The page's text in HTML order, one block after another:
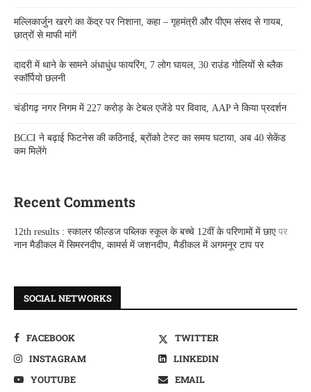
मल्लिकार्जुन खरगे का केंद्र पर निशाना, कहा – गृहमंत्री और पीएम संसद से गायब,
छात्रों से माफी मांगें
दादरी में थाने के सामने अंधाधुंध फायरिंग, 7 लोग घायल, 30 राउंड गोलियों से ब्लैक
स्कॉर्पियो छलनी
चंडीगढ़ नगर निगम में 227 करोड़ के टेबल एजेंडे पर विवाद, AAP ने किया प्रदर्शन
BCCI ने बढ़ाई फिटनेस की कठिनाई, ब्रोंको टेस्ट का समय घटाया, अब 40 सेकेंड
कम मिलेंगे
Recent Comments
12th results : स्कालर फील्डज पब्लिक स्कूल के बच्चे 12वीं के परिणामों में छाएपर
नान मैडीकल में सिमरनदीप, कामर्स में जशनदीप, मैडीकल में अगमनूर टाप पर
SOCIAL NETWORKS
FACEBOOK
TWITTER
INSTAGRAM
LINKEDIN
YOUTUBE
EMAIL